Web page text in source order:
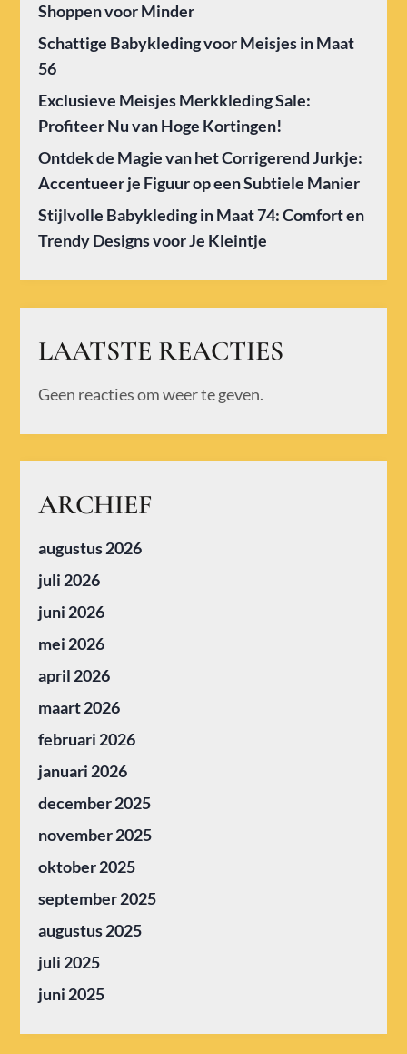
Shoppen voor Minder
Schattige Babykleding voor Meisjes in Maat
56
Exclusieve Meisjes Merkkleding Sale:
Profiteer Nu van Hoge Kortingen!
Ontdek de Magie van het Corrigerend Jurkje:
Accentueer je Figuur op een Subtiele Manier
Stijlvolle Babykleding in Maat 74: Comfort en
Trendy Designs voor Je Kleintje
LAATSTE REACTIES
Geen reacties om weer te geven.
ARCHIEF
augustus 2026
juli 2026
juni 2026
mei 2026
april 2026
maart 2026
februari 2026
januari 2026
december 2025
november 2025
oktober 2025
september 2025
augustus 2025
juli 2025
juni 2025